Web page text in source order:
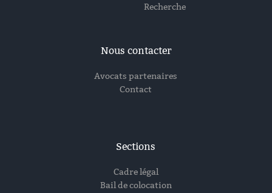
Recherche
Nous contacter
Avocats partenaires
Contact
Sections
Cadre légal
Bail de colocation